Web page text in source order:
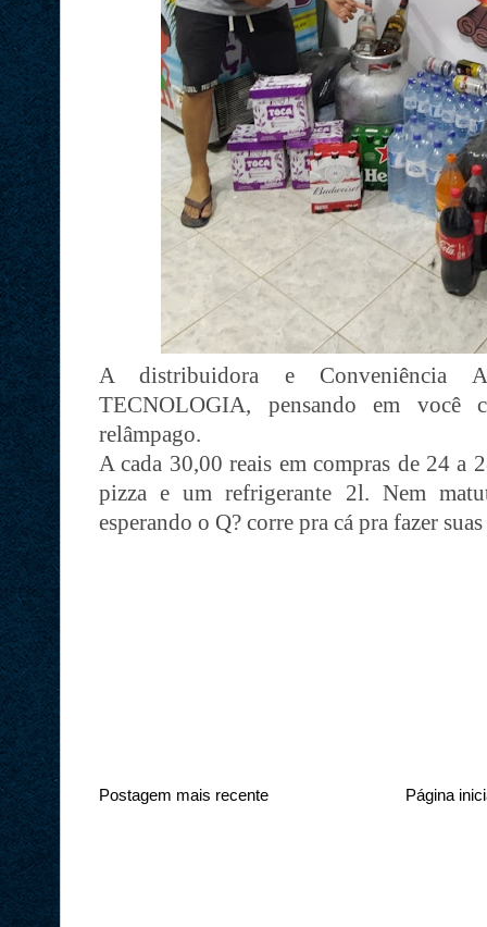
A distribuidora e Conveniência
TECNOLOGIA, pensando em você
relâmpago.
A cada 30,00 reais em compras de 24 a
pizza e um refrigerante 2l. Nem
esperando o Q? corre pra cá pra fazer
Postagem mais recente Página